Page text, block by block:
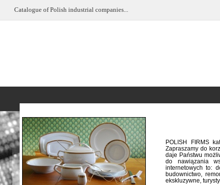
Catalogue of Polish industrial companies...
POLISH FIRMS
Zapraszamy do
daje Państwu
do nawiązania
internetowych to:
budownictwo,
ekskluzywne,